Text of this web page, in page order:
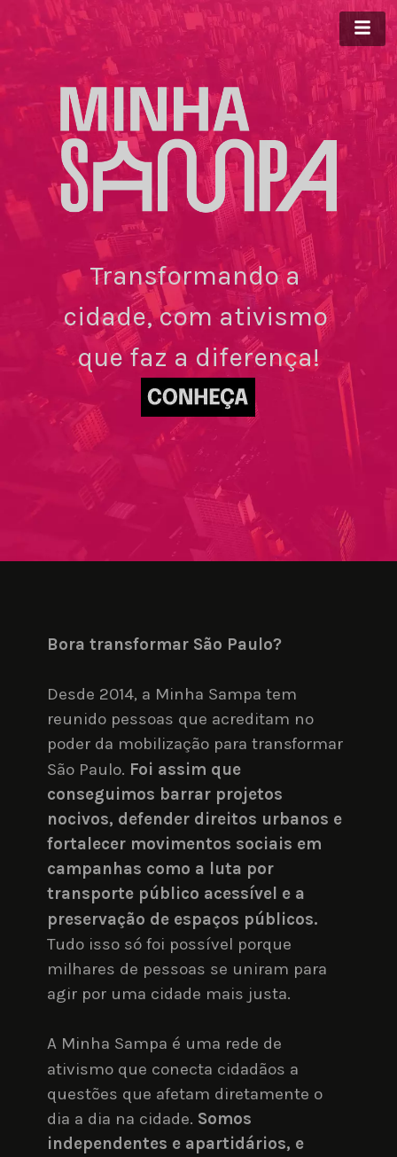
Transformando a
cidade, com ativismo
que faz a diferença!
Bora transformar São Paulo?
Desde 2014, a Minha Sampa tem
reunido pessoas que acreditam no
poder da mobilização para transformar
São Paulo. Foi assim que
conseguimos barrar projetos
nocivos, defender direitos urbanos e
fortalecer movimentos sociais em
campanhas como a luta por
transporte público acessível e a
Tudo isso só foi possível porque
milhares de pessoas se uniram para
agir por uma cidade mais justa.
A Minha Sampa é uma rede de
ativismo que conecta cidadãos a
questões que afetam diretamente o
dia a dia na cidade. Somos
independentes e apartidários, e